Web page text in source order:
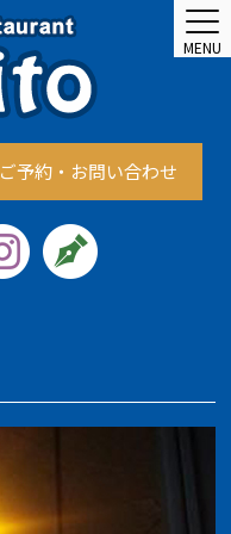
ご予約・お問い合わせ
MENU